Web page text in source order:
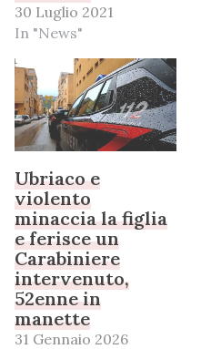
30 Luglio 2021
In "News"
Ubriaco e
violento
minaccia la figlia
e ferisce un
Carabiniere
intervenuto,
52enne in
manette
31 Gennaio 2026